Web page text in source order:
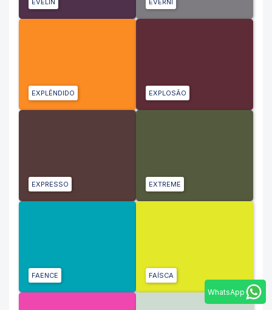
ÉVELIN EVERNI
EXPLÊNDIDO EXPLOSÃO
EXPRESSO EXTREME
FAENCE FAÍSCA
WhatsApp